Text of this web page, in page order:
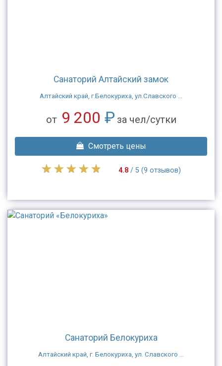
Санаторий Алтайский замок
Алтайский край, г.Белокуриха, ул.Славского ...
от 9 200 ₽ за чел/сутки
Смотреть цены
4.8/ 5 (9 отзывов)
Санаторий Белокуриха
Алтайский край, г. Белокуриха, ул. Славского ...